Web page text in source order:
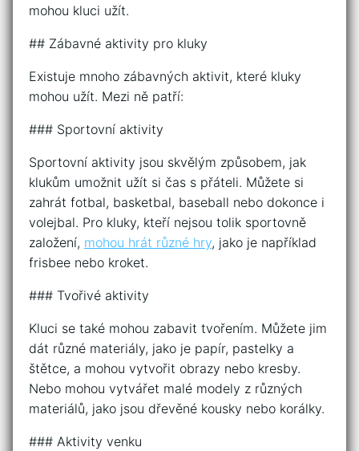
mohou kluci užít.
## Zábavné aktivity pro kluky
Existuje mnoho zábavných aktivit, které kluky
mohou užít. Mezi ně patří:
### Sportovní aktivity
Sportovní aktivity jsou skvělým způsobem, jak
klukům umožnit užít si čas s přáteli. Můžete si
zahrát fotbal, basketbal, baseball nebo dokonce i
volejbal. Pro kluky, kteří nejsou tolik sportovně
založení, mohou hrát různé hry, jako je například
frisbee nebo kroket.
### Tvořivé aktivity
Kluci se také mohou zabavit tvořením. Můžete jim
dát různé materiály, jako je papír, pastelky a
štětce, a mohou vytvořit obrazy nebo kresby.
Nebo mohou vytvářet malé modely z různých
materiálů, jako jsou dřevěné kousky nebo korálky.
### Aktivity venku